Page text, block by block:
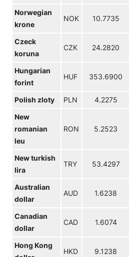
Norwegian
krone
NOK 10.7735
Czeck
koruna
CZK 24.2820
Hungarian
forint
HUF 353.6900
Polish zloty PLN 4.2275
New
romanian
leu
RON 5.2523
New turkish
lira
TRY 53.4297
Australian
dollar
AUD 1.6238
Canadian
dollar
CAD 1.6074
Hong Kong
HKD 9.1238